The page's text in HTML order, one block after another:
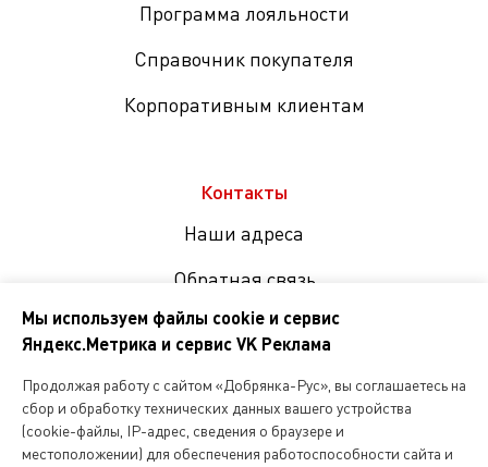
Программа лояльности
Справочник покупателя
Корпоративным клиентам
Контакты
Наши адреса
Обратная связь
соцсетях
Копирование и любое другое использование информации,
Мы используем файлы cookie и сервис
Яндекс.Метрика и сервис VK Реклама
Продолжая работу с сайтом «Добрянка-Рус», вы соглашаетесь на
сбор и обработку технических данных вашего устройства
(cookie-файлы, IP-адрес, сведения о браузере и
местоположении) для обеспечения работоспособности сайта и